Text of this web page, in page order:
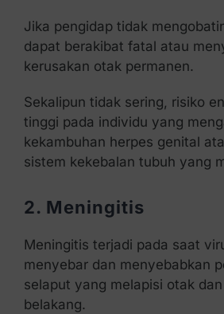
Jika pengidap tidak
dapat berakibat fatal atau
kerusakan otak permanen.
Sekalipun tidak sering, risiko
tinggi pada individu yang
kekambuhan herpes genital
sistem kekebalan tubuh yang
2. Meningitis
Meningitis terjadi pada saat
menyebar dan menyebabkan
selaput yang melapisi otak
belakang.